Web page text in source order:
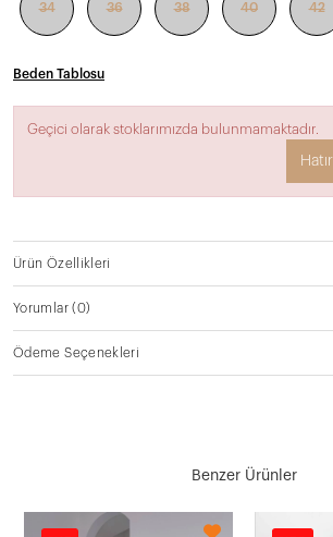
34 36 38 40 42
Beden Tablosu
Geçici olarak stoklarımızda bulunmamaktadır.
Ürün Özellikleri
Yorumlar(0)
Ödeme Seçenekleri
Benzer Ürünler